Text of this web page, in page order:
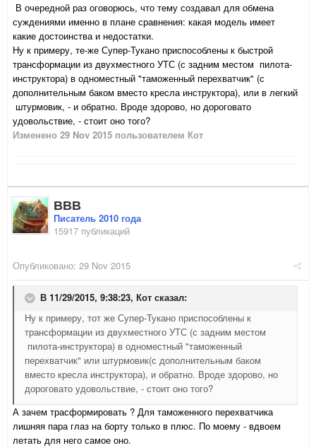
В очередной раз оговорюсь, что тему создавал для обмена
суждениями именно в плане сравнения: какая модель имеет
какие достоинства и недостатки.
Ну к примеру, те-же Супер-Тукано приспособлены к быстрой
трансформации из двухместного УТС (с задним местом пилота-
инструктора) в одноместный "таможенный перехватчик" (с
дополнительным баком вместо кресла инструктора), или в легкий
штурмовик, - и обратно. Вроде здорово, но дороговато
удовольствие, - стоит оно того?
Изменено 29 Nov 2015 пользователем Кот
ВВВ
Писатель 2010 года
15917 публикаций
Опубликовано: 29 Nov 2015
В 11/29/2015, 9:38:23, Кот сказал:
Ну к примеру, тот же Супер-Тукано приспособлены к
трансформации из двухместного УТС (с задним местом
пилота-инструктора) в одноместный "таможенный
перехватчик" или штурмовик(с дополнительным баком
вместо кресла инструктора), и обратно. Вроде здорово, но
дороговато удовольствие, - стоит оно того?
А зачем трасформировать ? Для таможенного перехватчика
лишняя пара глаз на борту только в плюс. По моему - вдвоем
летать для него самое оно.